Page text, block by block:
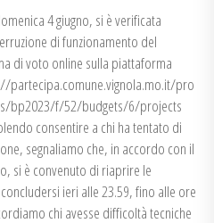
4 giugno, si è verificata
di funzionamento del
di voto online sulla piattaforma
partecipa.comune.vignola.mo.it/pro
bp2023/f/52/budgets/6/projects
consentire a chi ha tentato di
segnaliamo che, in accordo con il
si è convenuto di riaprire le
ieri alle 23.59, fino alle ore
chi avesse difficoltà tecniche